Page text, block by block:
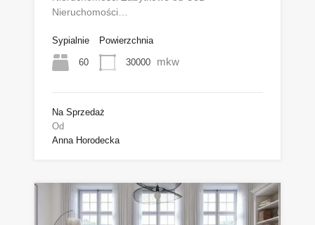
Nieruchomości…
Sypialnie
60
Powierzchnia
30000 mkw
Na Sprzedaż
Od
Anna Horodecka